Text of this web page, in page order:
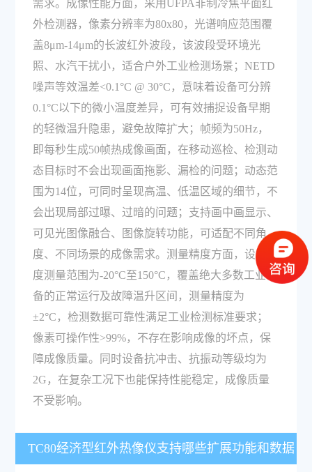
需求。成像性能方面，采用UFPA非制冷焦平面红
外检测器，像素分辨率为80x80，光谱响应范围覆
盖8μm-14μm的长波红外波段，该波段受环境光
照、水汽干扰小，适合户外工业检测场景；NETD
噪声等效温差<0.1°C @ 30°C，意味着设备可分辨
0.1°C以下的微小温度差异，可有效捕捉设备早期
的轻微温升隐患，避免故障扩大；帧频为50Hz，
即每秒生成50帧热成像画面，在移动巡检、检测动
态目标时不会出现画面拖影、漏检的问题；动态范
围为14位，可同时呈现高温、低温区域的细节，不
会出现局部过曝、过暗的问题；支持画中画显示、
可见光图像融合、图像旋转功能，可适配不同角
度、不同场景的成像需求。测量精度方面，设备温
度测量范围为-20°C至150°C，覆盖绝大多数工业设
备的正常运行及故障温升区间，测量精度为
±2°C，检测数据可靠性满足工业检测标准要求；
像素可操作性>99%，不存在影响成像的坏点，保
障成像质量。同时设备抗冲击、抗振动等级均为
2G，在复杂工况下也能保持性能稳定，成像质量
不受影响。
TC80经济型红外热像仪支持哪些扩展功能和数据